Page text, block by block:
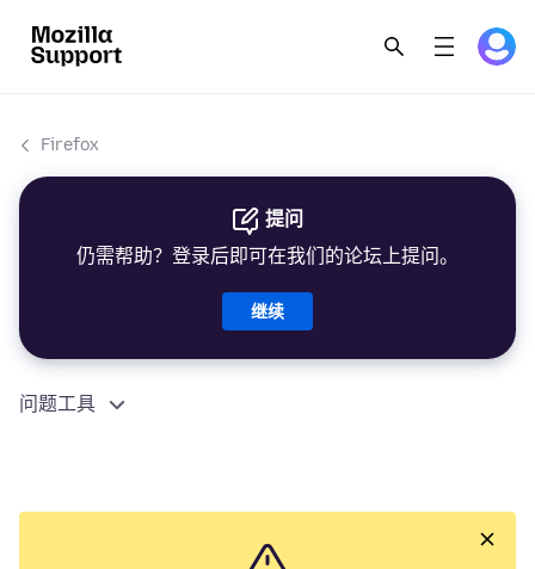
Firefox
提问
仍需帮助？登录后即可在我们的论坛上提问。
继续
问题工具